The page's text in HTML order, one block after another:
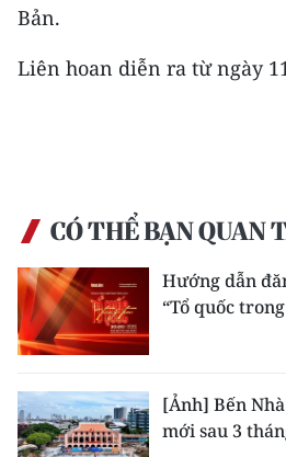
Duyên hải Nam Trung Bộ và
Chuyên trang TP. Hồ Chí
CHUYÊN ĐỀ
CÁC CHUYÊN TRANG
VỀ BÁO NHÂN DÂN
Bản.
Liên hoan diễn ra từ ngày
CÓ THỂ BẠN QUAN
Hướng dẫn
“Tổ quốc
[Ảnh] Bến
mới sau 3